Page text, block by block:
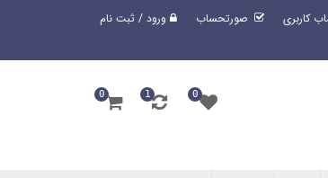
کاربری صورتحساب ورود / ثبت نام
0
1
0